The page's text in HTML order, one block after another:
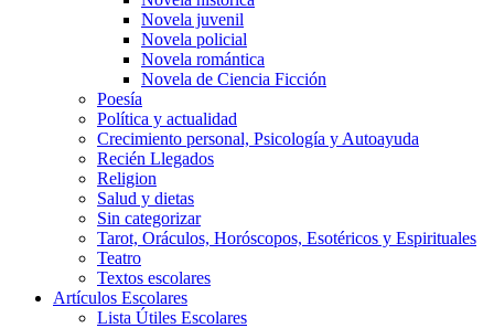
Novela juvenil
Novela policial
Novela romántica
Novela de Ciencia Ficción
Poesía
Política y actualidad
Crecimiento personal, Psicología y Autoayuda
Recién Llegados
Religion
Salud y dietas
Sin categorizar
Tarot, Oráculos, Horóscopos, Esotéricos y Espirituales
Teatro
Textos escolares
Artículos Escolares
Lista Útiles Escolares